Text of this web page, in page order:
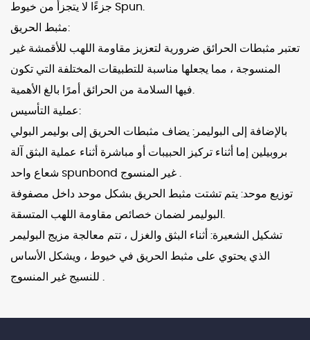
جزءًا لا يتجزأ من خيوط Spun.
مثبط الحريق:
تعتبر مثبطات الحرائق ضرورية لتعزيز مقاومة اللهب للأقمشة غير
المنسوجة ، مما يجعلها مناسبة للتطبيقات المختلفة التي تكون
عملية التأسيس:
بالإضافة إلى البوليمر: يضاف مثبطات الحريق إلى بوليمر البولي
بروبيلين إما أثناء تركيز الحبيبات أو مباشرة أثناء عملية البثق
آلة
توزيع موحد: يتم تشتت مثبط الحريق بشكل موحد داخل مصفوفة
تشكيل الشعيرة: أثناء البثق والغزل ، تتم معالجة مزيج البوليمر
الذي يحتوي على مثبط الحريق في خيوط ، ويشكل الأساس